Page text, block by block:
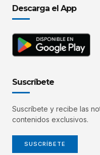
Descarga el App
Suscríbete
Suscríbete y recibe las
contenidos exclusivos.
SUSCRÍBETE